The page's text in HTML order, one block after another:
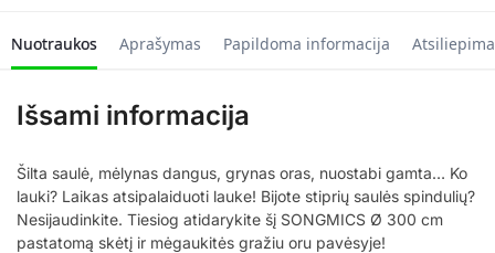
Nuotraukos Aprašymas Papildoma informacija
Išsami informacija
Šilta saulė, mėlynas dangus, grynas oras, nuostabi gamta… Ko
lauki? Laikas atsipalaiduoti lauke! Bijote stiprių saulės spindulių?
Nesijaudinkite. Tiesiog atidarykite šį SONGMICS Ø 300 cm
pastatomą skėtį ir mėgaukitės gražiu oru pavėsyje!